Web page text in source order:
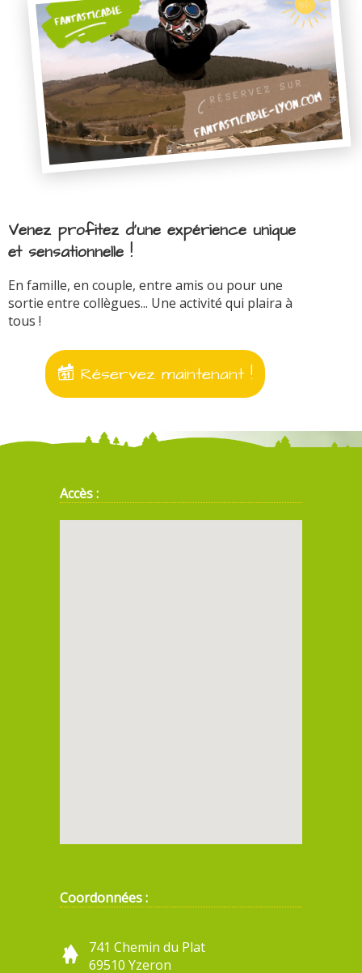
Venez profitez d'une expérience unique
et sensationnelle !
En famille, en couple, entre amis ou pour une
sortie entre collègues... Une activité qui plaira à
tous !
Réservez maintenant !
Accès :
Coordonnées :
741 Chemin du Plat
69510 Yzeron